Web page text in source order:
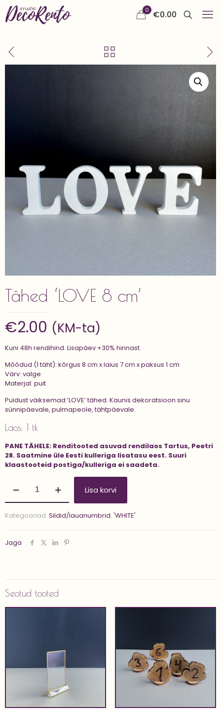
0 €0.00
Tähed ‘LOVE 8 cm’
€2.00 (KM-ta)
Kuni 48h rendihind. Lisapäev +30% hinnast.
Mõõdud (1 täht): kõrgus 8 cm x laius 7 cm x paksus 1 cm
Värv: valge
Materjal: puit
Puidust väiksemad ‘LOVE’ tähed. Kaunis dekoratsioon sinu
sünnipäevale, pulmapeole, tähtpäevale.
Laos: 1 tk
PANE TÄHELE: Renditooted asuvad rendilaos Tartus, Peetri
28. Saatmine üle Eesti kulleriga lisatasu eest. Suuri
klaastooteid postiga/kulleriga ei saadeta.
'LOVE
8
kogus
Lisa korvi
Kategooriad: Sildid/lauanumbrid, 'WHITE'
Jaga
Seotud tooted